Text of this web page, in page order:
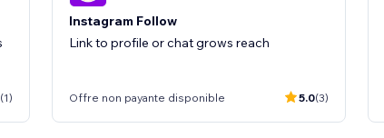
(1)
Instagram Follow
Link to profile or chat grows reach
Offre non payante disponible 5.0(3)